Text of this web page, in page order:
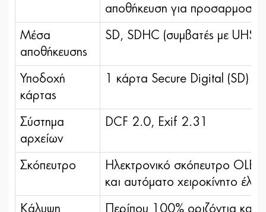
αποθήκευση για
Μέσα
αποθήκευσης
SD, SDHC (συμβατές με UHS-
Υποδοχή
κάρτας
1 κάρτα Secure Digital (SD)
Σύστημα
αρχείων
DCF 2.0, Exif 2.31
Σκόπευτρο
Hλεκτρονικό σκόπευτρο
και αυτόματο χειροκίνητο
Κάλυψη
Περίπου 100% οριζόντια